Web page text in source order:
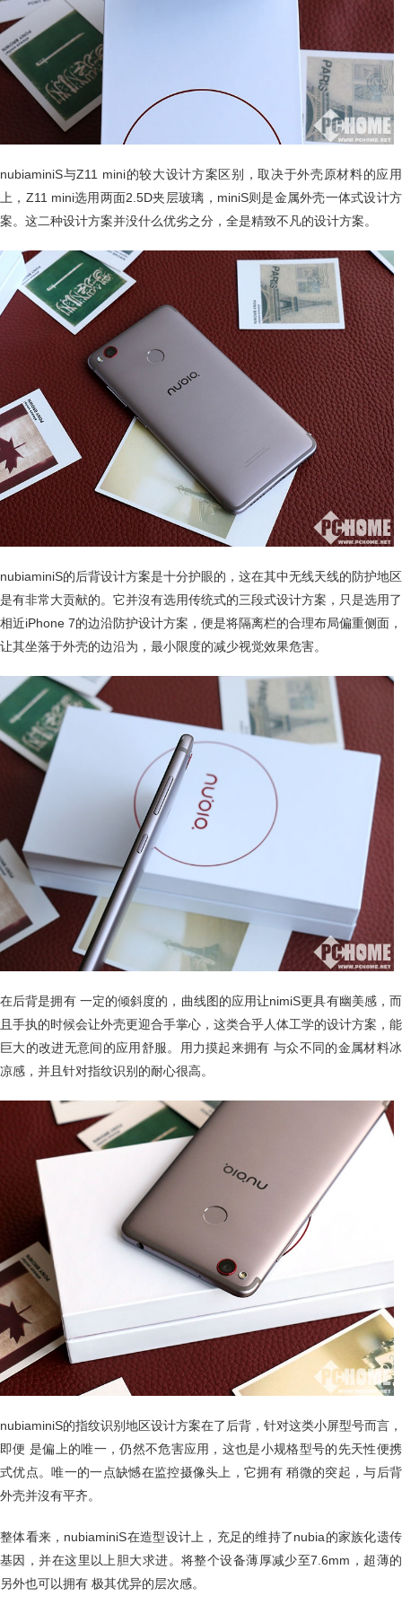
nubiaminiS与Z11 mini的较大设计方案区别，取决于外壳原材料的应用
上，Z11 mini选用两面2.5D夹层玻璃，miniS则是金属外壳一体式设计方
案。这二种设计方案并没什么优劣之分，全是精致不凡的设计方案。
nubiaminiS的后背设计方案是十分护眼的，这在其中无线天线的防护地区
是有非常大贡献的。它并沒有选用传统式的三段式设计方案，只是选用了
相近iPhone 7的边沿防护设计方案，便是将隔离栏的合理布局偏重侧面，
让其坐落于外壳的边沿为，最小限度的减少视觉效果危害。
在后背是拥有 一定的倾斜度的，曲线图的应用让nimiS更具有幽美感，而
且手执的时候会让外壳更迎合手掌心，这类合乎人体工学的设计方案，能
巨大的改进无意间的应用舒服。用力摸起来拥有 与众不同的金属材料冰
凉感，并且针对指纹识别的耐心很高。
nubiaminiS的指纹识别地区设计方案在了后背，针对这类小屏型号而言，
即便 是偏上的唯一，仍然不危害应用，这也是小规格型号的先天性便携
式优点。唯一的一点缺憾在监控摄像头上，它拥有 稍微的突起，与后背
外壳并沒有平齐。
整体看来，nubiaminiS在造型设计上，充足的维持了nubia的家族化遗传
基因，并在这里以上胆大求进。将整个设备薄厚减少至7.6mm，超薄的
另外也可以拥有 极其优异的层次感。